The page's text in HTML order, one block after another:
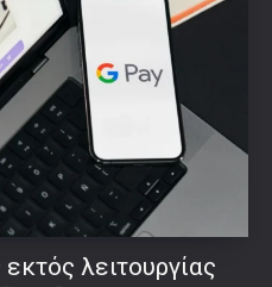
λειτουργίας